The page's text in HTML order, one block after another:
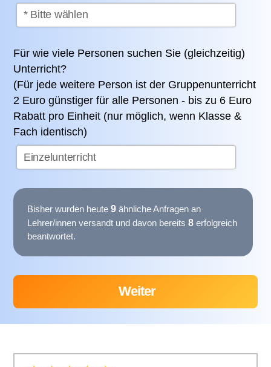
Für wie viele Personen suchen Sie (gleichzeitig)
Unterricht?
(Für jede weitere Person ist der Gruppenunterricht
2 Euro günstiger für alle Personen - bis zu 6 Euro
Rabatt pro Einheit (nur möglich, wenn Klasse &
Fach identisch)
Bisher wurden heute 9 ähnliche Anfragen an
Lehrer/innen versandt und davon bereits 8 erfolgreich
beantwortet.